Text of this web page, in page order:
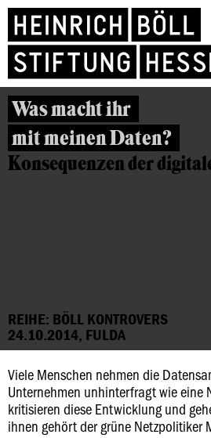
Was macht ihr
mit meinen Daten?
Konsequenzen der
REIHE: BÖLL KONTROVERS
24.10.2014, FULDA
Viele Menschen nehmen die
Unternehmen unhinterfragt wie eine
kritisieren diese Entwicklung und
ihnen gehört der grüne Netzpolitiker